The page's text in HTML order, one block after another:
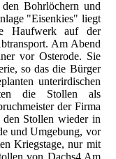
Bohrlöchern und
"Eisenkies" liegt
Haufwerk auf der
Am Abend
vor Osterode. Sie
so das die Bürger
unterirdischen
die Stollen als
der Firma
Stollen wieder in
und Umgebung, vor
Kriegstage, nur mit